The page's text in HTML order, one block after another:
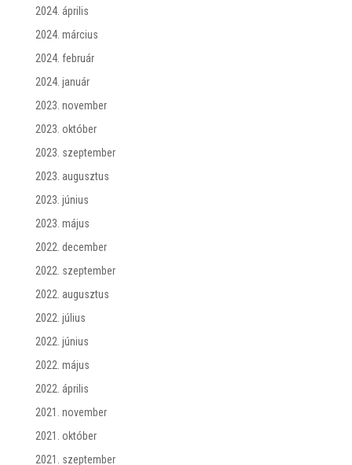
2024. április
2024. március
2024. február
2024. január
2023. november
2023. október
2023. szeptember
2023. augusztus
2023. június
2023. május
2022. december
2022. szeptember
2022. augusztus
2022. július
2022. június
2022. május
2022. április
2021. november
2021. október
2021. szeptember